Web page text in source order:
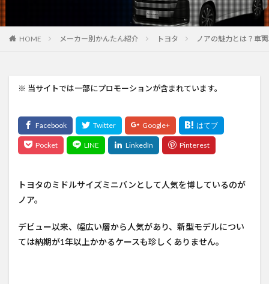
HOME メーカー別かんたん紹介 トヨタ ノアの魅力とは？車
※ 当サイトでは一部にプロモーションが含まれています。
トヨタのミドルサイズミニバンとして人気を博しているのが
ノア。
デビュー以来、幅広い層から人気があり、新型モデルについ
ては納期が1年以上かかるケースも珍しくありません。